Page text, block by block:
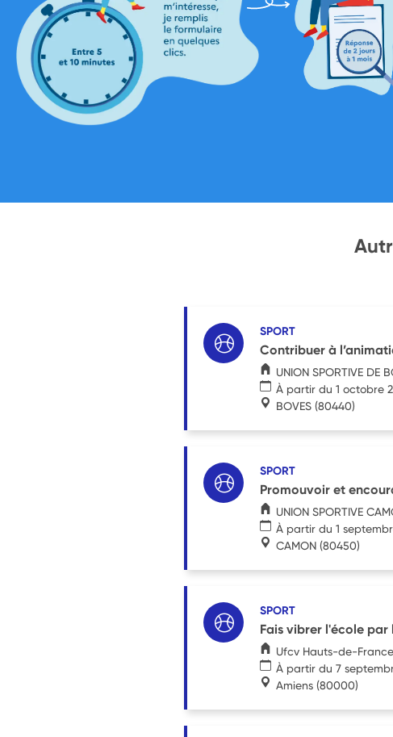
SPORT
Contribuer à
UNION SPORTIVE DE
À partir du 1 octobre
BOVES (80440)
SPORT
Promouvoir et
UNION SPORTIVE
À partir du 1
CAMON (80450)
SPORT
Fais vibrer l'école
Ufcv Hauts-de-France
À partir du 7
Amiens (80000)